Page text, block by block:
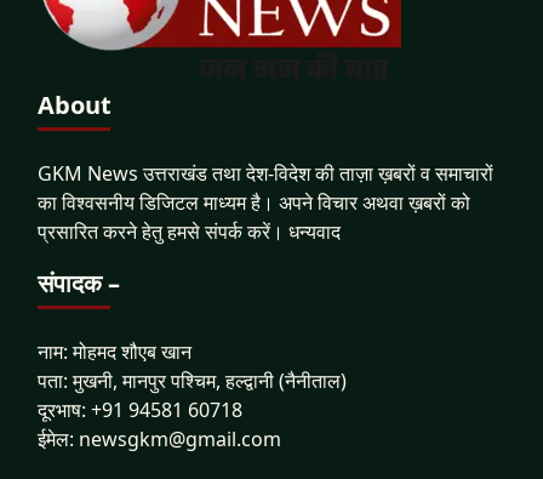
About
GKM News उत्तराखंड तथा देश-विदेश की ताज़ा ख़बरों व समाचारों
का विश्वसनीय डिजिटल माध्यम है। अपने विचार अथवा ख़बरों को
प्रसारित करने हेतु हमसे संपर्क करें। धन्यवाद
संपादक –
नाम: मोहमद शौएब खान
पता: मुखनी, मानपुर पश्चिम, हल्द्वानी (नैनीताल)
दूरभाष: +91 94581 60718
ईमेल: newsgkm@gmail.com